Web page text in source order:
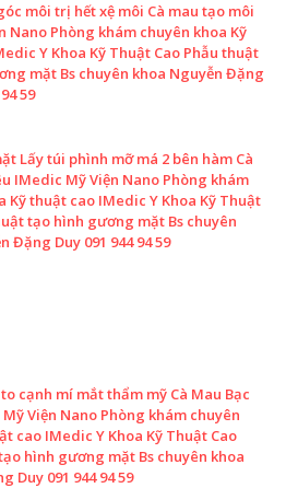
môi trị hết xệ môi Cà mau tạo môi
Nano Phòng khám chuyên khoa Kỹ
Y Khoa Kỹ Thuật Cao Phẫu thuật
mặt Bs chuyên khoa Nguyễn Đặng
59
Lấy túi phình mỡ má 2 bên hàm Cà
IMedic Mỹ Viện Nano Phòng khám
Kỹ thuật cao IMedic Y Khoa Kỹ Thuật
tạo hình gương mặt Bs chuyên
Đặng Duy 091 944 94 59
cạnh mí mắt thẩm mỹ Cà Mau Bạc
Viện Nano Phòng khám chuyên
cao IMedic Y Khoa Kỹ Thuật Cao
hình gương mặt Bs chuyên khoa
Duy 091 944 94 59